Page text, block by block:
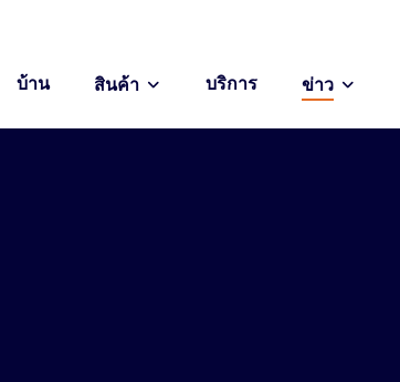
บ้าน สินค้า บริการ ข่าว